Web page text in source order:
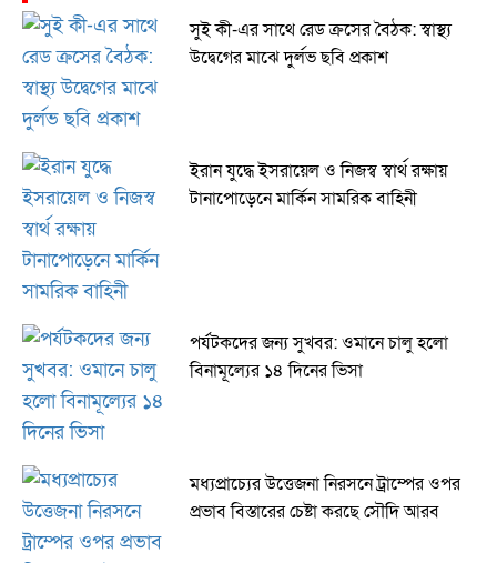
সুই কী-এর সাথে রেড ক্রসের বৈঠক: স্বাস্থ্য
উদ্বেগের মাঝে দুর্লভ ছবি প্রকাশ
ইরান যুদ্ধে ইসরায়েল ও নিজস্ব স্বার্থ রক্ষায়
টানাপোড়েনে মার্কিন সামরিক বাহিনী
পর্যটকদের জন্য সুখবর: ওমানে চালু হলো
বিনামূল্যের ১৪ দিনের ভিসা
মধ্যপ্রাচ্যের উত্তেজনা নিরসনে ট্রাম্পের ওপর
প্রভাব বিস্তারের চেষ্টা করছে সৌদি আরব